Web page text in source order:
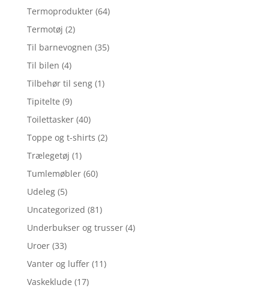
Termoprodukter (64)
Termotøj (2)
Til barnevognen (35)
Til bilen (4)
Tilbehør til seng (1)
Tipitelte (9)
Toilettasker (40)
Toppe og t-shirts (2)
Trælegetøj (1)
Tumlemøbler (60)
Udeleg (5)
Uncategorized (81)
Underbukser og trusser (4)
Uroer (33)
Vanter og luffer (11)
Vaskeklude (17)